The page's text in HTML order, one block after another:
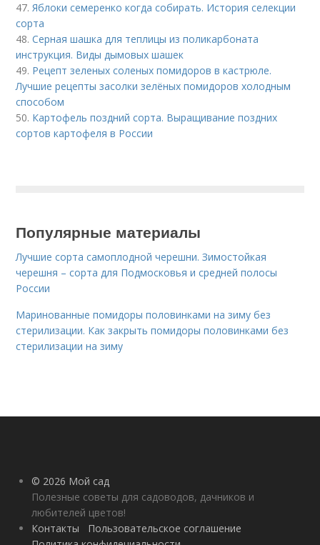
47.Яблоки семеренко когда собирать. История селекции
сорта
48.Серная шашка для теплицы из поликарбоната
инструкция. Виды дымовых шашек
49. Рецепт зеленых соленых помидоров в кастрюле.
Лучшие рецепты засолки зелёных помидоров холодным
способом
50. Картофель поздний сорта. Выращивание поздних
сортов картофеля в России
Популярные материалы
Лучшие сорта самоплодной черешни. Зимостойкая
черешня – сорта для Подмосковья и средней полосы
России
Маринованные помидоры половинками на зиму без
стерилизации. Как закрыть помидоры половинками без
стерилизации на зиму
© 2026 Мой сад
Полезные советы для садоводов, дачников и
любителей цветов!
Контакты
Пользовательское соглашение